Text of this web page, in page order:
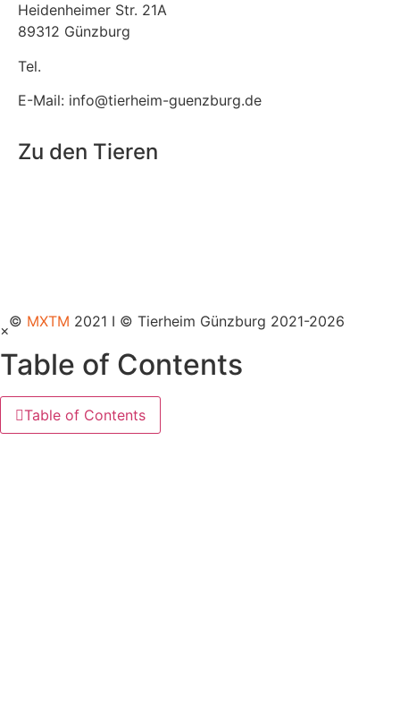
Heidenheimer Str. 21A
89312 Günzburg
Tel.
E-Mail: info@tierheim-guenzburg.de
Zu den Tieren
© MXTM 2021 I © Tierheim Günzburg 2021-2026
×
Table of Contents
Table of Contents